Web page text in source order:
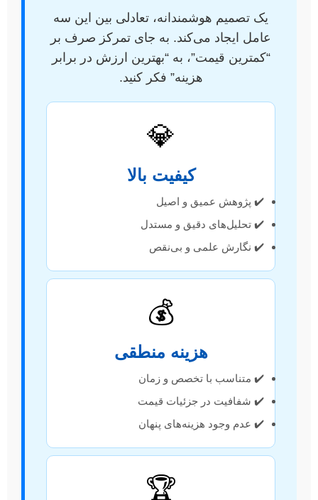
یک تصمیم هوشمندانه، تعادلی بین این سه
عامل ایجاد می‌کند. به جای تمرکز صرف بر
“کمترین قیمت”، به “بهترین ارزش در برابر
هزینه” فکر کنید.
💎
کیفیت بالا
✔️ پژوهش عمیق و اصیل
✔️ تحلیل‌های دقیق و مستدل
✔️ نگارش علمی و بی‌نقص
💰
هزینه منطقی
✔️ متناسب با تخصص و زمان
✔️ شفافیت در جزئیات قیمت
✔️ عدم وجود هزینه‌های پنهان
🏆